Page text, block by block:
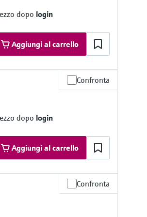
dopo login
Aggiungi al carrello
Confronta
dopo login
Aggiungi al carrello
Confronta